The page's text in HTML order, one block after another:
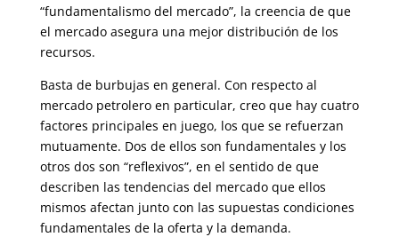
“fundamentalismo del mercado”, la creencia de que
el mercado asegura una mejor distribución de los
recursos.
Basta de burbujas en general. Con respecto al
mercado petrolero en particular, creo que hay cuatro
factores principales en juego, los que se refuerzan
mutuamente. Dos de ellos son fundamentales y los
otros dos son “reflexivos”, en el sentido de que
describen las tendencias del mercado que ellos
mismos afectan junto con las supuestas condiciones
fundamentales de la oferta y la demanda.